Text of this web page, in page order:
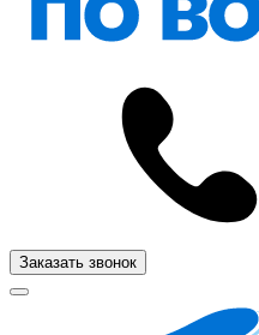
Заказать звонок